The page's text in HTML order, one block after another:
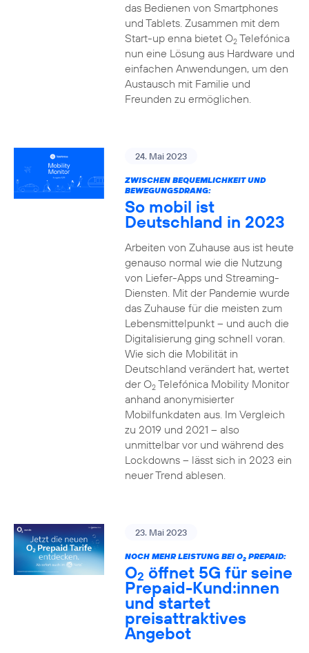
das Bedienen von Smartphones
und Tablets. Zusammen mit dem
Start-up enna bietet O2Telefónica
nun eine Lösung aus Hardware und
einfachen Anwendungen, um den
Austausch mit Familie und
Freunden zu ermöglichen.
24. Mai 2023
ZWISCHEN BEQUEMLICHKEIT UND
BEWEGUNGSDRANG:
So mobil ist
Deutschland in 2023
Arbeiten von Zuhause aus ist heute
genauso normal wie die Nutzung
von Liefer-Apps und Streaming-
Diensten. Mit der Pandemie wurde
das Zuhause für die meisten zum
Lebensmittelpunkt – und auch die
Digitalisierung ging schnell voran.
Wie sich die Mobilität in
Deutschland verändert hat, wertet
der O2Telefónica Mobility Monitor
anhand anonymisierter
Mobilfunkdaten aus. Im Vergleich
zu 2019 und 2021 – also
unmittelbar vor und während des
Lockdowns – lässt sich in 2023 ein
neuer Trend ablesen.
23. Mai 2023
NOCH MEHR LEISTUNG BEI O2PREPAID:
O2 öffnet 5G für seine
Prepaid-Kund:innen
und startet
preisattraktives
Angebot